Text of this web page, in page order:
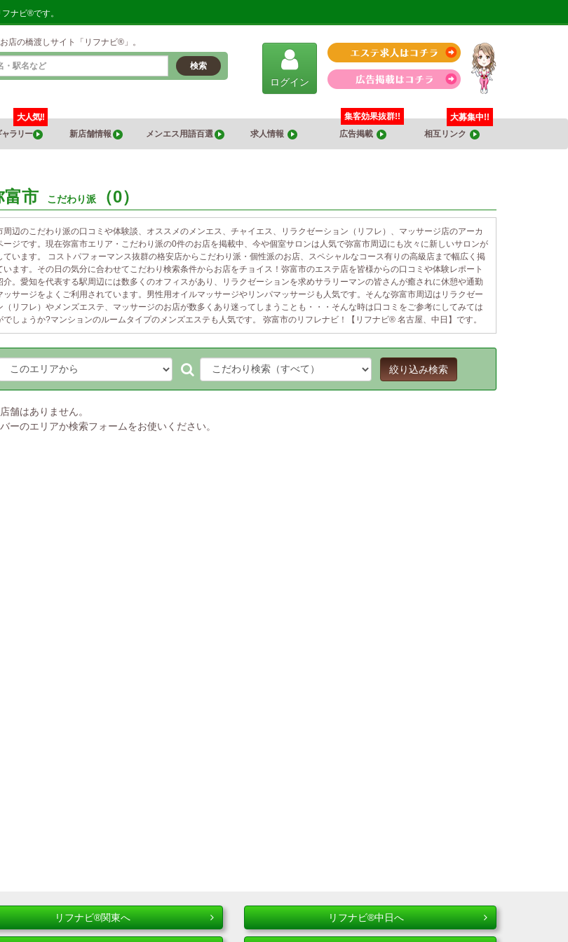
ナビ®です。
店の橋渡しサイト「リフナビ®」。
検索
ログイン
ャラリー
大人気!!
新店舗情報
メンエス用語百選 求人情報 広告掲載
集客効果抜群!!
相互リンク
大募集中!!
富市 こだわり派 （0）
周辺のこだわり派の口コミや体験談、オススメのメンエス、チャイエス、リラクゼーション（リフレ）、マッサージ店のアーカ
ージです。現在弥富市エリア・こだわり派の0件のお店を掲載中、今や個室サロンは人気で弥富市周辺にも次々に新しいサロンが
ています。 コストパフォーマンス抜群の格安店からこだわり派・個性派のお店、スペシャルなコース有りの高級店まで幅広く掲
います。その日の気分に合わせてこだわり検索条件からお店をチョイス！弥富市のエステ店を皆様からの口コミや体験レポート
介。愛知を代表する駅周辺には数多くのオフィスがあり、リラクゼーションを求めサラリーマンの皆さんが癒されに休憩や通勤
ッサージをよくご利用されています。男性用オイルマッサージやリンパマッサージも人気です。そんな弥富市周辺はリラクゼー
（リフレ）やメンズエステ、マッサージのお店が数多くあり迷ってしまうことも・・・そんな時は口コミをご参考にしてみては
でしょうか?マンションのルームタイプのメンズエステも人気です。 弥富市のリフレナビ！【リフナビ® 名古屋、中日】です。
絞り込み検索
舗はありません。
ーのエリアか検索フォームをお使いください。
リフナビ®関東へ リフナビ®中日へ